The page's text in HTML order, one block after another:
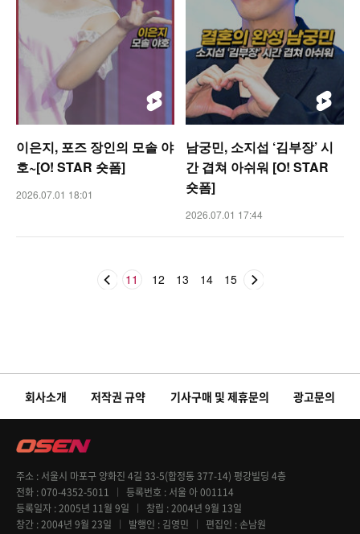
이은지, 포즈 장인의 모솔 야
호~[O! STAR 숏폼]
2026.07.01 18:01
남궁민, 소지섭 ‘김부장’ 시
간 겹쳐 아쉬워 [O! STAR
숏폼]
2026.07.01 17:44
11 12 13 14 15
회사소개 저작권 규약 기사구매 및 제휴문의 광고문의
주소
서울시 마포구 양화진 4길 33-5(합정동 377-14) 평강빌딩 4층
전화 070-4352-5011 등록번호
서울 아 001114
등록일자 2005년 11월 9일 창립 2004년 9월 13일
창간 2004년 9월 23일 발행인 김영민 편집인
손남원